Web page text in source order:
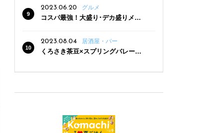
2023.06.20
グルメ
コスパ最強！大盛り･デカ盛りメニ
2023.08.04
居酒屋・バー
くろさき茶豆×スプリングバレー豊